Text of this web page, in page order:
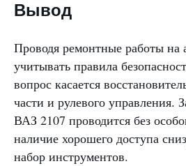
Вывод
Проводя ремонтные работы на
учитывать правила
вопрос касается
части и рулевого управления.
ВАЗ 2107 проводится без
наличие хорошего доступа
набор инструментов.